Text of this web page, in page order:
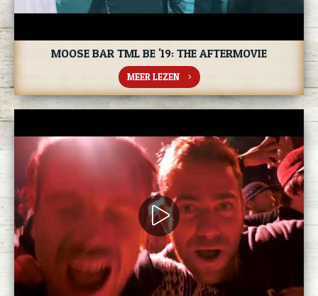
MOOSE BAR TML BE '19: THE AFTERMOVIE
MEER LEZEN